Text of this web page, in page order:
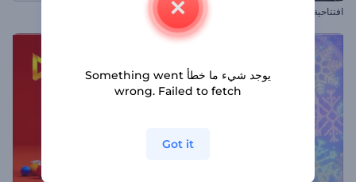
افتتاحية جاذبية الأحجار شعار اللمعان الأنيق الملهم
يوجد شيء ما خطأ Something went
wrong. Failed to fetch
Got it